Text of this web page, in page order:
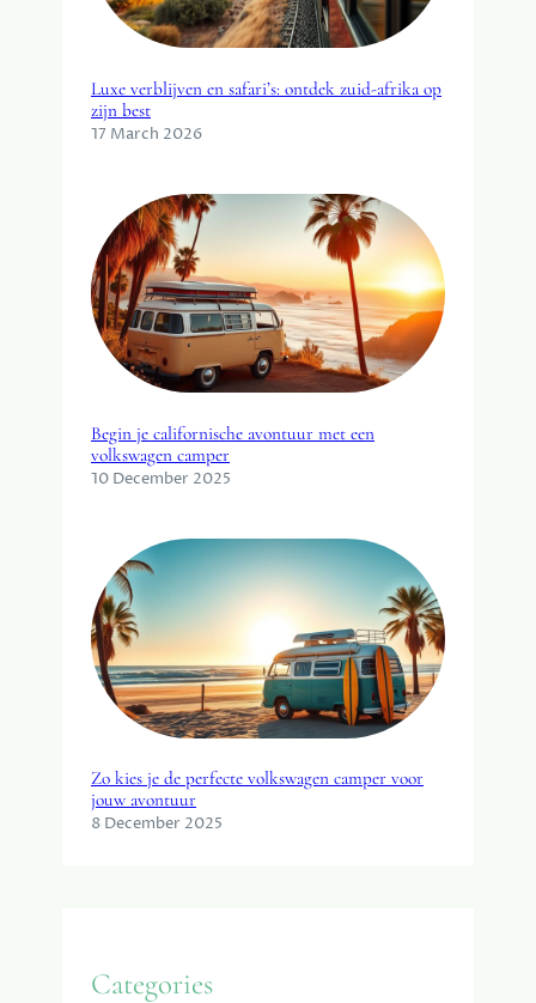
Luxe verblijven en safari’s: ontdek zuid-afrika op
zijn best
17 March 2026
Begin je californische avontuur met een
volkswagen camper
10 December 2025
Zo kies je de perfecte volkswagen camper voor
jouw avontuur
8 December 2025
Categories